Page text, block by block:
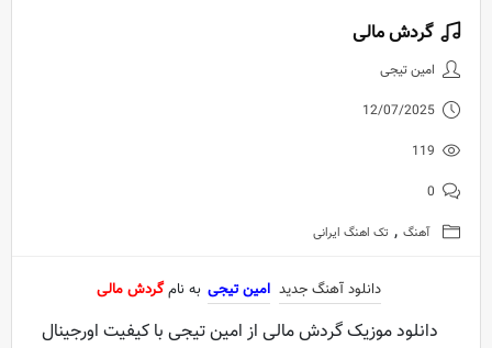
دانلود آهنگ جدید امین تیجی
گردش مالی
امین تیجی
12/07/2025
119
0
آهنگ , تک اهنگ ایرانی
دانلود آهنگ جدید امین تیجی به نامگردش مالی
دانلود موزیک گردش مالی از امین تیجی با کیفیت اورجینال